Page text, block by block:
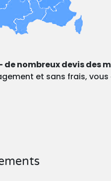
nombreux devis des
et sans frais,